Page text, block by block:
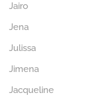
Jairo
Jena
Julissa
Jimena
Jacqueline